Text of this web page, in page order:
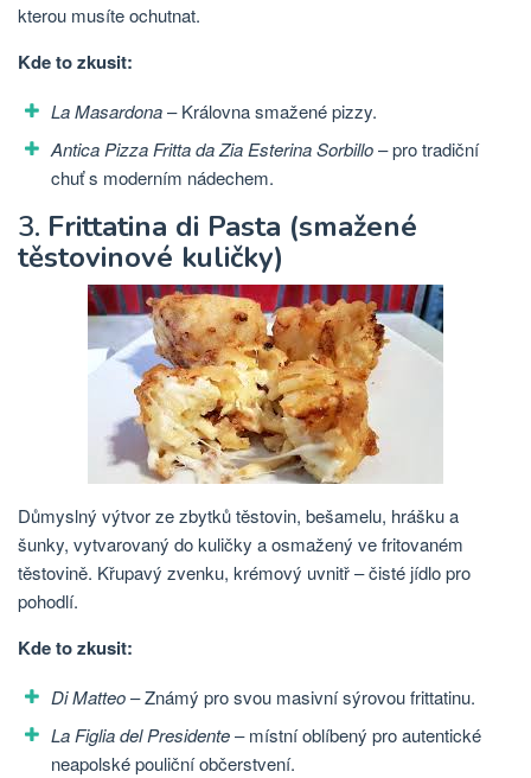
kterou musíte ochutnat.
Kde to zkusit:
La Masardona– Královna smažené pizzy.
Antica Pizza Fritta da Zia Esterina Sorbillo– pro tradiční
chuť s moderním nádechem.
3. Frittatina di Pasta (smažené
těstovinové kuličky)
Důmyslný výtvor ze zbytků těstovin, bešamelu, hrášku a
šunky, vytvarovaný do kuličky a osmažený ve fritovaném
těstovině. Křupavý zvenku, krémový uvnitř – čisté jídlo pro
pohodlí.
Kde to zkusit:
Di Matteo– Známý pro svou masivní sýrovou frittatinu.
La Figlia del Presidente– místní oblíbený pro autentické
neapolské pouliční občerstvení.